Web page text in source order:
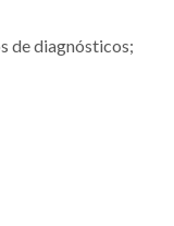
de diagnósticos;